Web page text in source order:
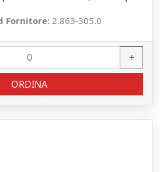
Fornitore: 2.863-305.0
+
ORDINA